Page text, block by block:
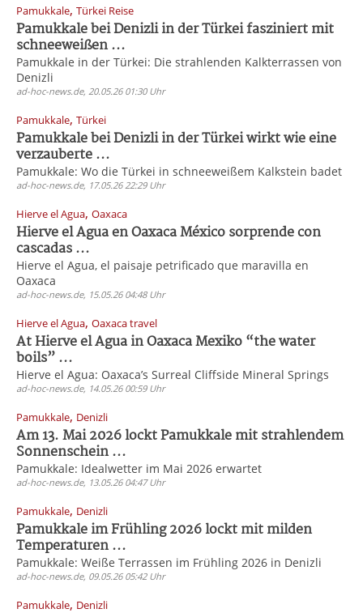
Pamukkale, Türkei Reise
Pamukkale bei Denizli in der Türkei fasziniert mit
schneeweißen ...
Pamukkale in der Türkei: Die strahlenden Kalkterrassen von
Denizli
ad-hoc-news.de, 20.05.26 01:30 Uhr
Pamukkale, Türkei
Pamukkale bei Denizli in der Türkei wirkt wie eine
verzauberte ...
Pamukkale: Wo die Türkei in schneeweißem Kalkstein badet
ad-hoc-news.de, 17.05.26 22:29 Uhr
Hierve el Agua, Oaxaca
Hierve el Agua en Oaxaca México sorprende con
cascadas ...
Hierve el Agua, el paisaje petrificado que maravilla en
Oaxaca
ad-hoc-news.de, 15.05.26 04:48 Uhr
Hierve el Agua, Oaxaca travel
At Hierve el Agua in Oaxaca Mexiko “the water
boils” ...
Hierve el Agua: Oaxaca’s Surreal Cliffside Mineral Springs
ad-hoc-news.de, 14.05.26 00:59 Uhr
Pamukkale, Denizli
Am 13. Mai 2026 lockt Pamukkale mit strahlendem
Sonnenschein ...
Pamukkale: Idealwetter im Mai 2026 erwartet
ad-hoc-news.de, 13.05.26 04:47 Uhr
Pamukkale, Denizli
Pamukkale im Frühling 2026 lockt mit milden
Temperaturen ...
Pamukkale: Weiße Terrassen im Frühling 2026 in Denizli
ad-hoc-news.de, 09.05.26 05:42 Uhr
Pamukkale, Denizli